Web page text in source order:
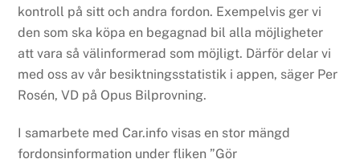
kontroll på sitt och andra fordon. Exempelvis ger vi
den som ska köpa en begagnad bil alla möjligheter
att vara så välinformerad som möjligt. Därför delar vi
med oss av vår besiktningsstatistik i appen, säger Per
Rosén, VD på Opus Bilprovning.
I samarbete med Car.info visas en stor mängd
fordonsinformation under fliken ”Gör